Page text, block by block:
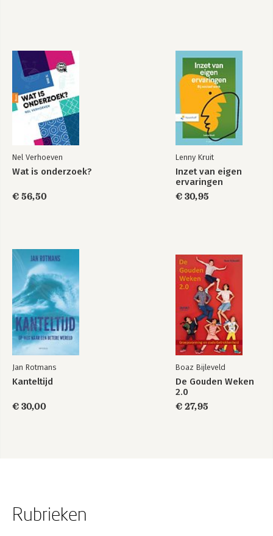
Nieuwe spanningen
Het terreurproces
van Parijs
Bekijk alle boeken
Nel Verhoeven
Wat is onderzoek?
€ 56,50
Lenny Kruit
Inzet van eigen
ervaringen
€ 30,95
Jan Rotmans
Kanteltijd
€ 30,00
Boaz Bijleveld
De Gouden Weken
2.0
€ 27,95
Rubrieken